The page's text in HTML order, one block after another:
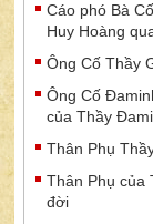
Cáo phó Bà
Huy Hoàng
Ông Cố Thầy
Ông Cố
của Thầy
Thân Phụ
Thân Phụ của
đời